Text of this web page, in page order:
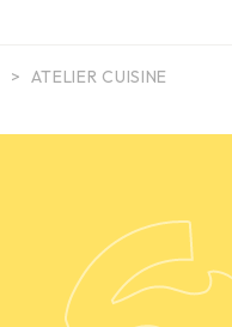
ATELIER CUISINE